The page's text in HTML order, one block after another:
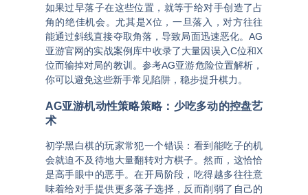
如果过早落子在这些位置，就等于给对手创造了占
角的绝佳机会。尤其是X位，一旦落入，对方往往
能通过斜线直接夺取角落，导致局面迅速恶化。AG
亚游官网的实战案例库中收录了大量因误入C位和X
位而输掉对局的教训。参考AG亚游危险位置解析 ，
你可以避免这些新手常见陷阱，稳步提升棋力。
AG亚游机动性策略策略：少吃多动的控盘艺
术
初学黑白棋的玩家常犯一个错误：看到能吃子的机
会就迫不及待地大量翻转对方棋子。然而，这恰恰
是高手眼中的恶手。在开局阶段，吃得越多往往意
味着给对手提供更多落子选择，反而削弱了自己的